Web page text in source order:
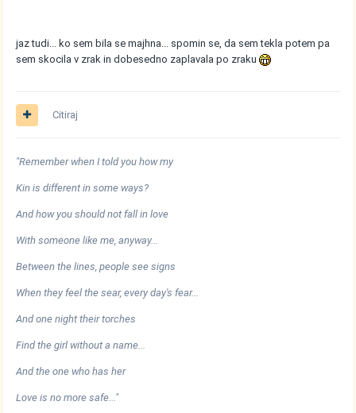
jaz tudi... ko sem bila se majhna... spomin se, da sem tekla potem pa
sem skocila v zrak in dobesedno zaplavala po zraku
Citiraj
"Remember when I told you how my
Kin is different in some ways?
And how you should not fall in love
With someone like me, anyway...
Between the lines, people see signs
When they feel the sear, every day's fear...
And one night their torches
Find the girl without a name...
And the one who has her
Love is no more safe..."